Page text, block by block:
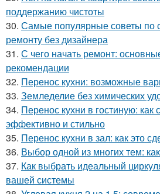
поддержанию чистоты
30. Самые популярные советы по
ремонту без дизайнера
31. С чего начать ремонт:
рекомендации
32. Перенос кухни: возможные
33. Земледелие без химических
34. Перенос кухни в гостиную: как
эффективно и стильно
35. Перенос кухни в зал: как это
36. Выбор одной из многих тем:
37. Как выбрать идеальный
вашей системы